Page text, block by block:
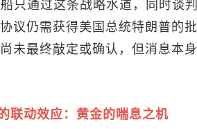
只通过这条战略水道，同时谈
议仍需获得美国总统特朗普的
未最终敲定或确认，但消息本
联动效应：黄金的喘息之机